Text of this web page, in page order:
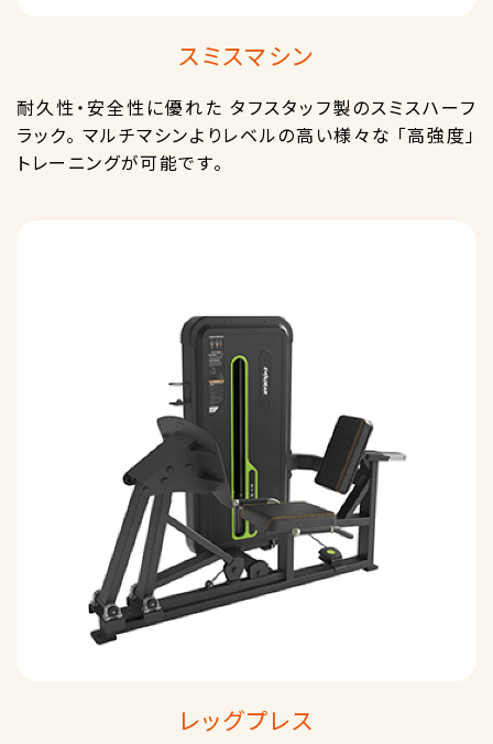
スミスマシン
耐久性・安全性に優れた タフスタッフ製のスミスハーフ
ラック。 マルチマシンよりレベルの高い様々な 「高強度」
トレーニングが可能です。
レッグプレス